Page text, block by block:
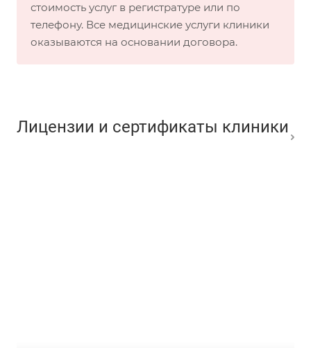
стоимость услуг в регистратуре или по
телефону. Все медицинские услуги клиники
оказываются на основании договора.
Лицензии и сертификаты клиники